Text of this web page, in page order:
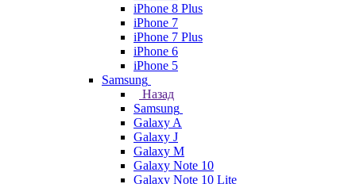
iPhone 8 Plus
iPhone 7
iPhone 7 Plus
iPhone 6
iPhone 5
Samsung
Назад
Samsung
Galaxy A
Galaxy J
Galaxy M
Galaxy Note 10
Galaxy Note 10 Lite